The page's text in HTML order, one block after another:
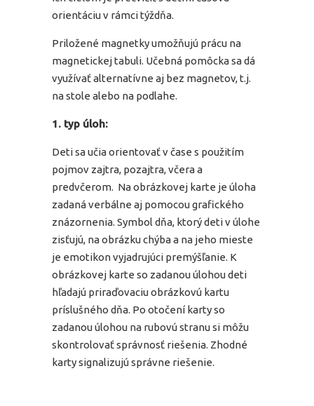
orientáciu v rámci týždňa.
Priložené magnetky umožňujú prácu na
magnetickej tabuli. Učebná pomôcka sa dá
využívať alternatívne aj bez magnetov, t.j.
na stole alebo na podlahe.
1. typ úloh:
Deti sa učia orientovať v čase s použitím
pojmov zajtra, pozajtra, včera a
predvčerom. Na obrázkovej karte je úloha
zadaná verbálne aj pomocou grafického
znázornenia. Symbol dňa, ktorý deti v úlohe
zisťujú, na obrázku chýba a na jeho mieste
je emotikon vyjadrujúci premýšľanie. K
obrázkovej karte so zadanou úlohou deti
hľadajú priraďovaciu obrázkovú kartu
príslušného dňa. Po otočení karty so
zadanou úlohou na rubovú stranu si môžu
skontrolovať správnosť riešenia. Zhodné
karty signalizujú správne riešenie.